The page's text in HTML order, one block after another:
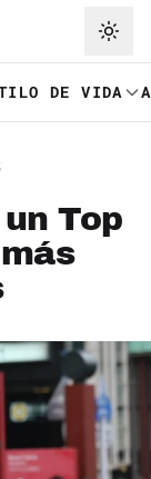
DE VIDA
Top